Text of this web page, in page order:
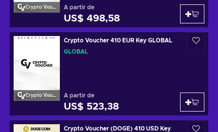
Crypto Voucher A partir de
US$ 498,58
Crypto Voucher
Crypto Voucher 410 EUR Key GLOBAL
GLOBAL
A partir de
US$ 523,38
Crypto Voucher (DOGE) 410 USD Key